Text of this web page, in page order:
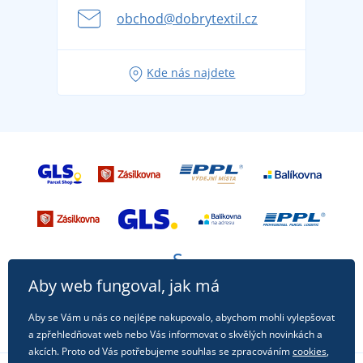
se na dovolenou bez starostí
Tipy na svěží outfity pro pohodové léto
obchod@dobrytextil.cz
Kde nás najdete
Aby web fungoval, jak má
Aby se Vám u nás co nejlépe nakupovalo, abychom mohli vylepšovat
a zpřehledňovat web nebo Vás informovat o skvělých novinkách a
akcích. Proto od Vás potřebujeme souhlas se zpracovánímcookies,